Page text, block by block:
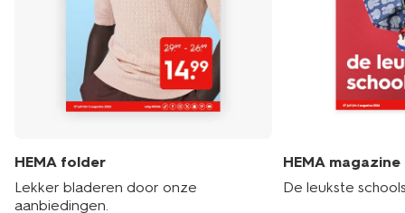
HEMA folder
Lekker bladeren door onze
aanbiedingen.
HEMA magazine
De leukste